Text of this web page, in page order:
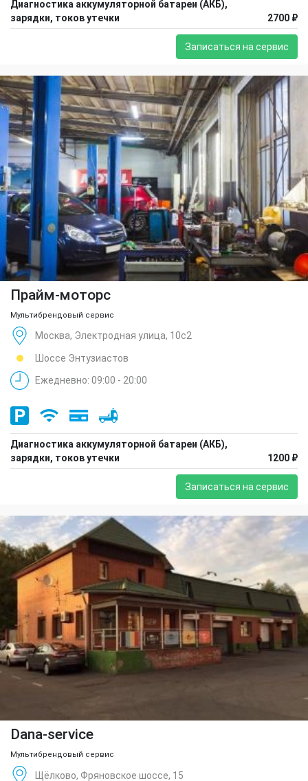
Диагностика аккумуляторной батареи (АКБ),
зарядки, токов утечки
2700 ₽
Записаться на сервис
Прайм-моторс
Мультибрендовый сервис
Москва, Электродная улица, 10с2
Шоссе Энтузиастов
Ежедневно: 09:00 - 20:00
Диагностика аккумуляторной батареи (АКБ),
зарядки, токов утечки
1200 ₽
Записаться на сервис
Dana-service
Мультибрендовый сервис
Щёлково, Фряновское шоссе, 15